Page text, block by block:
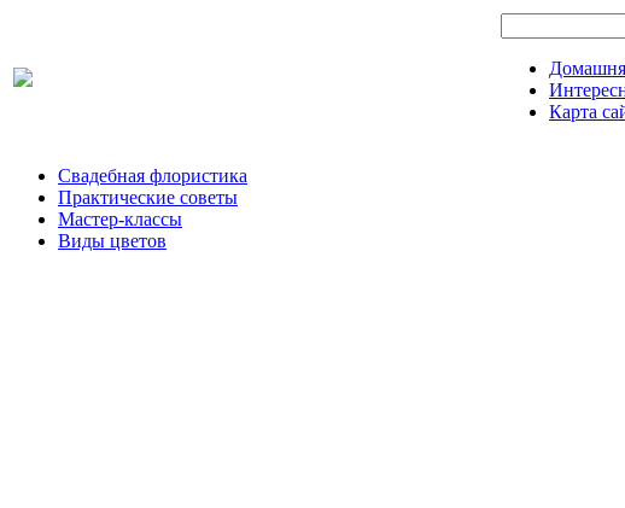
Карта
Свадебная флористика
Практические советы
Мастер-классы
Виды цветов